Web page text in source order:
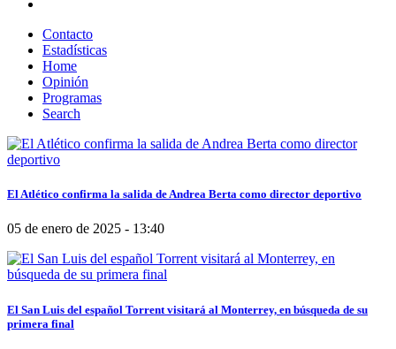
Contacto
Estadísticas
Home
Opinión
Programas
Search
El Atlético confirma la salida de Andrea Berta como director deportivo
05 de enero de 2025 - 13:40
El San Luis del español Torrent visitará al Monterrey, en búsqueda de su
primera final